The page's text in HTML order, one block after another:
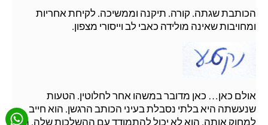
הכותבת שגתה. קורה. תיקנה וממשיכה. לקיחת אחריות
ומחויבות שאינה מולידה כאבי לב וייסורי מצפון.
אולם כאן… כאן מדובר במשהו אחר לחלוטין. הטעות
שנעשתה היא בלתי נסבלת בעיני הכותב הרגשן. הוא חייב
למחוק אותה. הוא לא יכול להתמודד עם ההשלכות שלה. היא